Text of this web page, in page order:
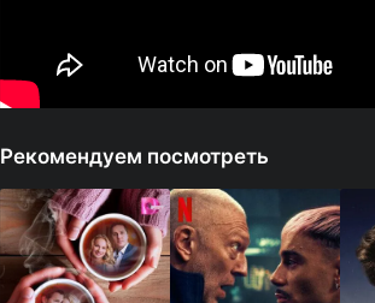
Рекомендуем посмотреть